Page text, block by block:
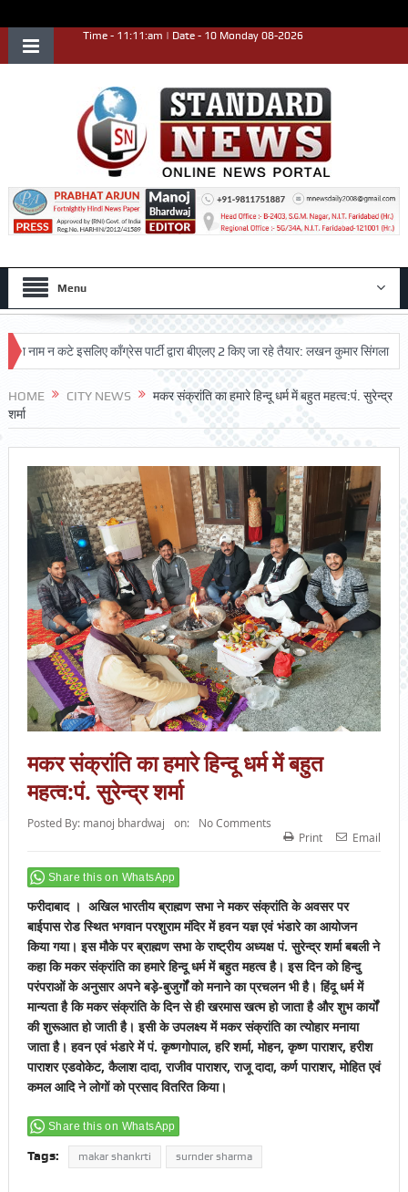
Time - 11:11:am | Date - 10 Monday 08-2026
Menu
न कटे इसलिए काँग्रेस पार्टी द्वारा बीएलए 2 किए जा रहे तैयार: लखन कुमार सिंगला
HOME CITY NEWS
मकर संक्रांति का हमारे हिन्दू धर्म में बहुत महत्व:पं. सुरेन्द्र
शर्मा
मकर संक्रांति का हमारे हिन्दू धर्म में बहुत
महत्व:पं. सुरेन्द्र शर्मा
Posted By: manoj bhardwaj on:
No Comments
Print
Email
Share this on WhatsApp
फरीदाबाद । अखिल भारतीय ब्राह्मण सभा ने मकर संक्रांति के अवसर पर
बाईपास रोड स्थित भगवान परशुराम मंदिर में हवन यज्ञ एवं भंडारे का आयोजन
किया गया। इस मौके पर ब्राह्मण सभा के राष्ट्रीय अध्यक्ष पं. सुरेन्द्र शर्मा बबली ने
कहा कि मकर संक्रांति का हमारे हिन्दू धर्म में बहुत महत्व है। इस दिन को हिन्दु
परंपराओं के अनुसार अपने बड़े-बुजुर्गों को मनाने का प्रचलन भी है। हिंदू धर्म में
मान्यता है कि मकर संक्रांति के दिन से ही खरमास खत्म हो जाता है और शुभ कार्यों
की शुरूआत हो जाती है। इसी के उपलक्ष्य में मकर संक्रांति का त्योहार मनाया
जाता है। हवन एवं भंडारे में पं. कृष्णगोपाल, हरि शर्मा, मोहन, कृष्ण पाराशर, हरीश
पाराशर एडवोकेट, कैलाश दादा, राजीव पाराशर, राजू दादा, कर्ण पाराशर, मोहित एवं
कमल आदि ने लोगों को प्रसाद वितरित किया।
Share this on WhatsApp
Tags: makar shankrti surnder sharma